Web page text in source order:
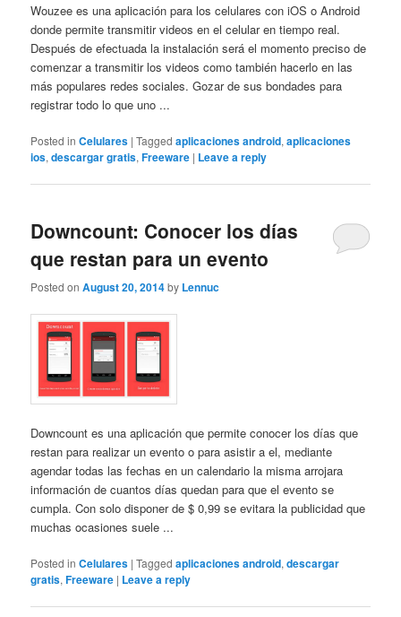
Wouzee es una aplicación para los celulares con iOS o Android
donde permite transmitir videos en el celular en tiempo real.
Después de efectuada la instalación será el momento preciso de
comenzar a transmitir los videos como también hacerlo en las
más populares redes sociales. Gozar de sus bondades para
registrar todo lo que uno ...
Posted in Celulares |Tagged aplicaciones android,aplicaciones
ios,descargar gratis,Freeware | Leave a reply
Downcount: Conocer los días
que restan para un evento
Posted onAugust 20, 2014by Lennuc
Downcount es una aplicación que permite conocer los días que
restan para realizar un evento o para asistir a el, mediante
agendar todas las fechas en un calendario la misma arrojara
información de cuantos días quedan para que el evento se
cumpla. Con solo disponer de $ 0,99 se evitara la publicidad que
muchas ocasiones suele ...
Posted in Celulares |Tagged aplicaciones android,descargar
gratis,Freeware | Leave a reply